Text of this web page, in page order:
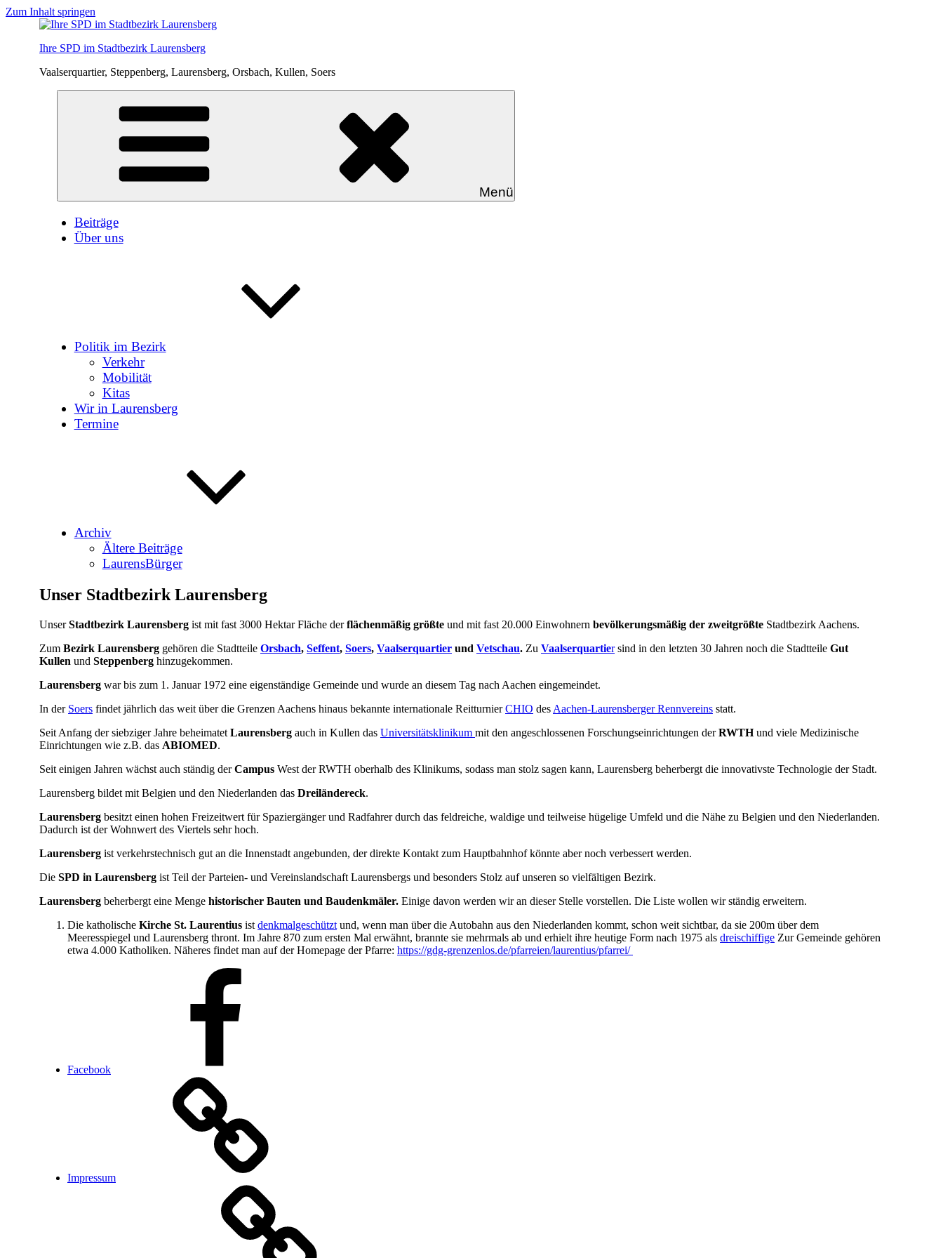
Zum Inhalt springen
Ihre SPD im Stadtbezirk Laurensberg
Vaalserquartier, Steppenberg, Laurensberg, Orsbach, Kullen, Soers
Menü
Beiträge
Über uns
Politik im Bezirk
Verkehr
Mobilität
Kitas
Wir in Laurensberg
Termine
Archiv
Ältere Beiträge
LaurensBürger
Unser Stadtbezirk Laurensberg
UnserStadtbezirk Laurensberg ist mit fast 3000 Hektar Fläche derflächenmäßig größte und mit fast 20.000 Einwohnern bevölkerungsmäßig der zweitgrößte Stadtbezirk Aachens.
Zum Bezirk Laurensberg gehören die Stadtteile Orsbach, Seffent, Soers, Vaalserquartier und Vetschau. Zu Vaalserquartiersind in den letzten 30 Jahren noch die Stadtteile Gut
Kullen und Steppenberg hinzugekommen.
Laurensberg war bis zum 1. Januar 1972 eine eigenständige Gemeinde und wurde an diesem Tag nach Aachen eingemeindet.
In der Soers findet jährlich das weit über die Grenzen Aachens hinaus bekannte internationale ReitturnierCHIO des Aachen-Laurensberger Rennvereins statt.
Seit Anfang der siebziger Jahre beheimatet Laurensberg auch in Kullen das Universitätsklinikum mit den angeschlossenen Forschungseinrichtungen derRWTHund viele Medizinische
Einrichtungen wie z.B. das ABIOMED.
Seit einigen Jahren wächst auch ständig derCampus West der RWTH oberhalb des Klinikums, sodass man stolz sagen kann, Laurensberg beherbergt die innovativste Technologie der Stadt.
Laurensberg bildet mit Belgien und den Niederlanden das Dreiländereck.
Laurensberg besitzt einen hohen Freizeitwert für Spaziergänger und Radfahrer durch das feldreiche, waldige und teilweise hügelige Umfeld und die Nähe zu Belgien und den Niederlanden.
Dadurch ist der Wohnwert des Viertels sehr hoch.
Laurensberg ist verkehrstechnisch gut an die Innenstadt angebunden, der direkte Kontakt zum Hauptbahnhof könnte aber noch verbessert werden.
Die SPD in Laurensberg ist Teil der Parteien- und Vereinslandschaft Laurensbergs und besonders Stolz auf unseren so vielfältigen Bezirk.
Laurensberg beherbergt eine Menge historischer Bauten und Baudenkmäler. Einige davon werden wir an dieser Stelle vorstellen. Die Liste wollen wir ständig erweitern.
Die katholische Kirche St. Laurentius ist denkmalgeschützt und, wenn man über die Autobahn aus den Niederlanden kommt, schon weit sichtbar, da sie 200m über dem
Meeresspiegel und Laurensberg thront. Im Jahre 870 zum ersten Mal erwähnt, brannte sie mehrmals ab und erhielt ihre heutige Form nach 1975 als dreischiffige Zur Gemeinde gehören
etwa 4.000 Katholiken. Näheres findet man auf der Homepage der Pfarre: https://gdg-grenzenlos.de/pfarreien/laurentius/pfarrei/
Facebook
Impressum